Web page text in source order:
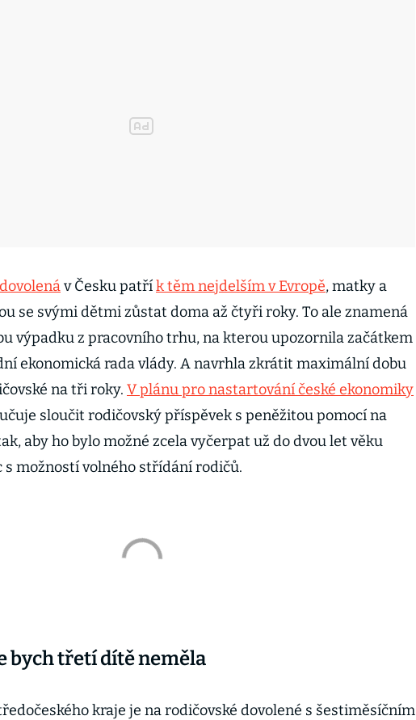
v Česku patřík těm nejdelším v Evropě, matky a
se svými dětmi zůstat doma až čtyři roky. To ale znamená
výpadku z pracovního trhu, na kterou upozornila začátkem
ekonomická rada vlády. A navrhla zkrátit maximální dobu
na tři roky. V plánu pro nastartování české ekonomiky
sloučit rodičovský příspěvek s peněžitou pomocí na
aby ho bylo možné zcela vyčerpat už do dvou let věku
s možností volného střídání rodičů.
bych třetí dítě neměla
kraje je na rodičovské dovolené s šestiměsíčním